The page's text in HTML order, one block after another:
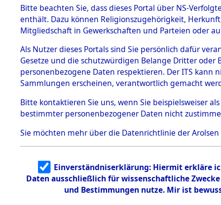
BESTÄNDE
1.
mente
5. Verschiedenes
5.3
Todesmärsche
5.3.1 Alliierte
Erhebungen
zu
Todesmärsch
en
5.3.2
Identifizierun
g
5.3.3
Todesmärsch
Dead -
Branch -
0135
Bitte beachten Sie, dass dieses Portal über NS-
enthält. Dazu können Religionszugehörigkeit,
Mitgliedschaft in Gewerkschaften und Parteien oder
Als Nutzer dieses Portals sind Sie persönlich dafür
Gesetze und die schutzwürdigen Belange Dritter
personenbezogene Daten respektieren. Der ITS
Sammlungen erscheinen, verantwortlich gemacht
Bitte kontaktieren Sie uns, wenn Sie beispielsweiser
bestimmter personenbezogener Daten nicht
Sie möchten mehr über die Datenrichtlinie der Arolsen
Einverständniserklärung: Hiermit erkläre
Daten ausschließlich für wissenschaftliche
und Bestimmungen nutze. Mir ist